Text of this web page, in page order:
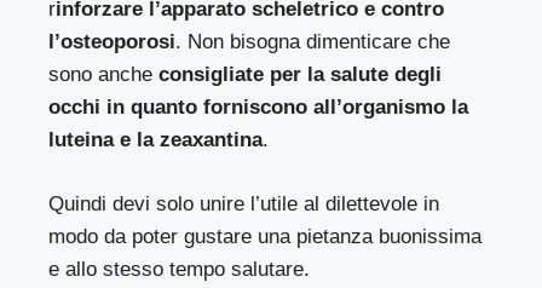
rinforzare l’apparato scheletrico e contro
l’osteoporosi. Non bisogna dimenticare che
sono anche consigliate per la salute degli
occhi in quanto forniscono all’organismo la
luteina e la zeaxantina.
Quindi devi solo unire l’utile al dilettevole in
modo da poter gustare una pietanza buonissima
e allo stesso tempo salutare.